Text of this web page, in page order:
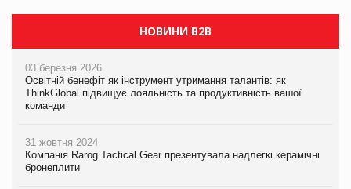
НОВИНИ B2B
03 березня 2026
Освітній бенефіт як інструмент утримання талантів: як
ThinkGlobal підвищує лояльність та продуктивність вашої
команди
31 жовтня 2024
Компанія Rarog Tactical Gear презентувала надлегкі керамічні
бронеплити